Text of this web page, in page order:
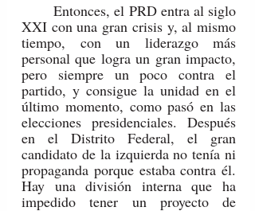
	Entonces, el PRD entra al siglo
XXI con una gran crisis y, al mismo
tiempo, con un liderazgo más
personal que logra un gran impacto,
pero siempre un poco contra el
partido, y consigue la unidad en el
último momento, como pasó en las
elecciones presidenciales. Después
en el Distrito Federal, el gran
candidato de la izquierda no tenía ni
propaganda porque estaba contra él.
Hay una división interna que ha
impedido tener un proyecto de